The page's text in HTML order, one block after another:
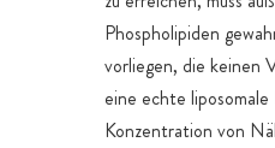
Phospholipiden
vorliegen, die keinen
eine echte
Konzentration von